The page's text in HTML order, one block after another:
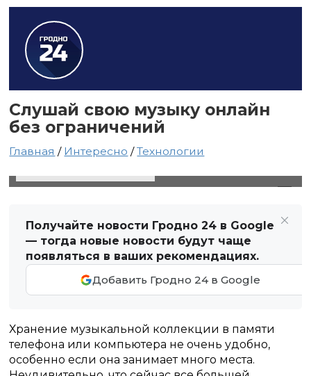
Слушай свою музыку онлайн
без ограничений
Главная / Интересно /Технологии
Получайте новости Гродно 24 в Google
— тогда новые новости будут чаще
появляться в ваших рекомендациях.
Добавить Гродно 24 в Google
Хранение музыкальной коллекции в памяти
телефона или компьютера не очень удобно,
особенно если она занимает много места.